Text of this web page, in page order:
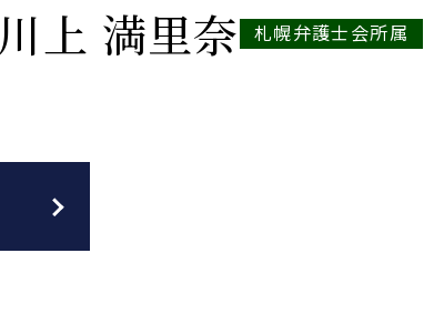
川上 満里奈 札幌弁護士会所属